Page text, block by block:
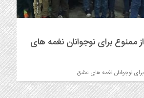
ممنوع برای نوجوانان نغمه های
برای نوجوانان نغمه های عشق